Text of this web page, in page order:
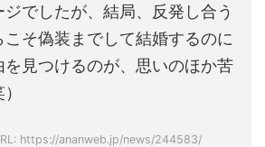
でしたが、結局、反発し合う
そ偽装までして結婚するのに
見つけるのが、思いのほか苦
https://ananweb.jp/news/244583/